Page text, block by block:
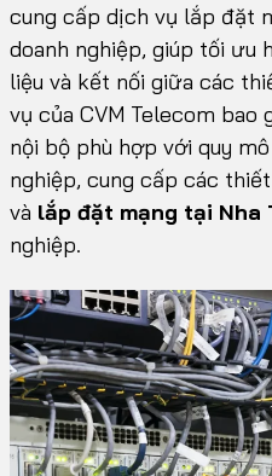
cung cấp dịch vụ lắp đặt
doanh nghiệp, giúp tối ưu
liệu và kết nối giữa các
vụ của CVM Telecom
nội bộ phù hợp với quy
nghiệp, cung cấp các
và lắp đặt mạng tại Nha
nghiệp.